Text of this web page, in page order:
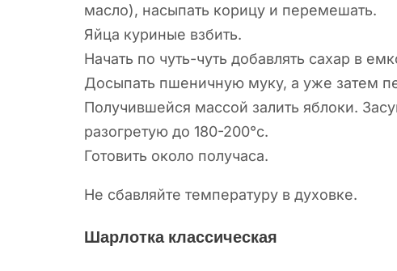
масло), насыпать корицу и перемешать.
Яйца куриные взбить.
Начать по чуть-чуть добавлять сахар в
Досыпать пшеничную муку, а уже затем
Получившейся массой залить яблоки.
разогретую до 180-200°с.
Готовить около получаса.
Не сбавляйте температуру в духовке.
Шарлотка классическая